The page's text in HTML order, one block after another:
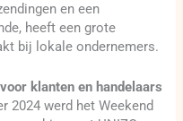
en een
heeft een grote
bij lokale ondernemers.
klanten en handelaars
2024 werd het Weekend